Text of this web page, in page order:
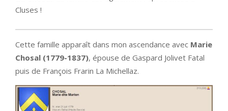
Cluses !
Cette famille apparaît dans mon ascendance avec Marie
Chosal (1779-1837), épouse de Gaspard Jolivet Fatal
puis de François Frarin La Michellaz.